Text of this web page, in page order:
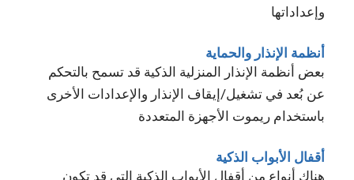
وإعداداتها
أنظمة الإنذار والحماية
بعض أنظمة الإنذار المنزلية الذكية قد تسمح بالتحكم
عن بُعد في تشغيل/إيقاف الإنذار والإعدادات الأخرى
باستخدام ريموت الأجهزة المتعددة
أقفال الأبواب الذكية
هناك أنواع من أقفال الأبواب الذكية التي قد تكون